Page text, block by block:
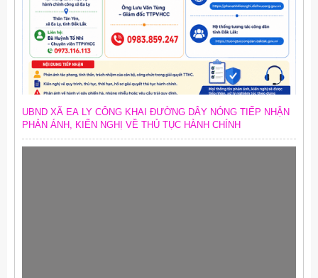
UBND XÃ EA LY CÔNG KHAI ĐƯỜNG DÂY NÓNG TIẾP NHẬN
PHẢN ÁNH, KIẾN NGHỊ VỀ THỦ TỤC HÀNH CHÍNH